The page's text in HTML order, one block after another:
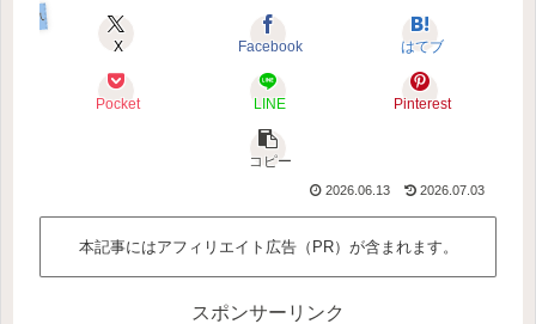
いえのコダワリ
X Facebook はてブ
Pocket LINE Pinterest
コピー
2026.06.13 2026.07.03
本記事にはアフィリエイト広告（PR）が含まれます。
スポンサーリンク